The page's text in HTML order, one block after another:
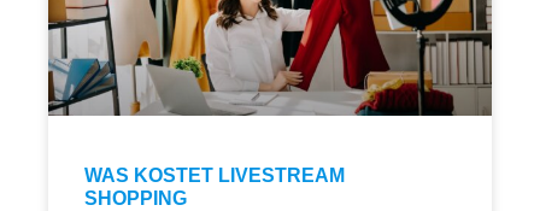
WAS KOSTET LIVESTREAM
SHOPPING